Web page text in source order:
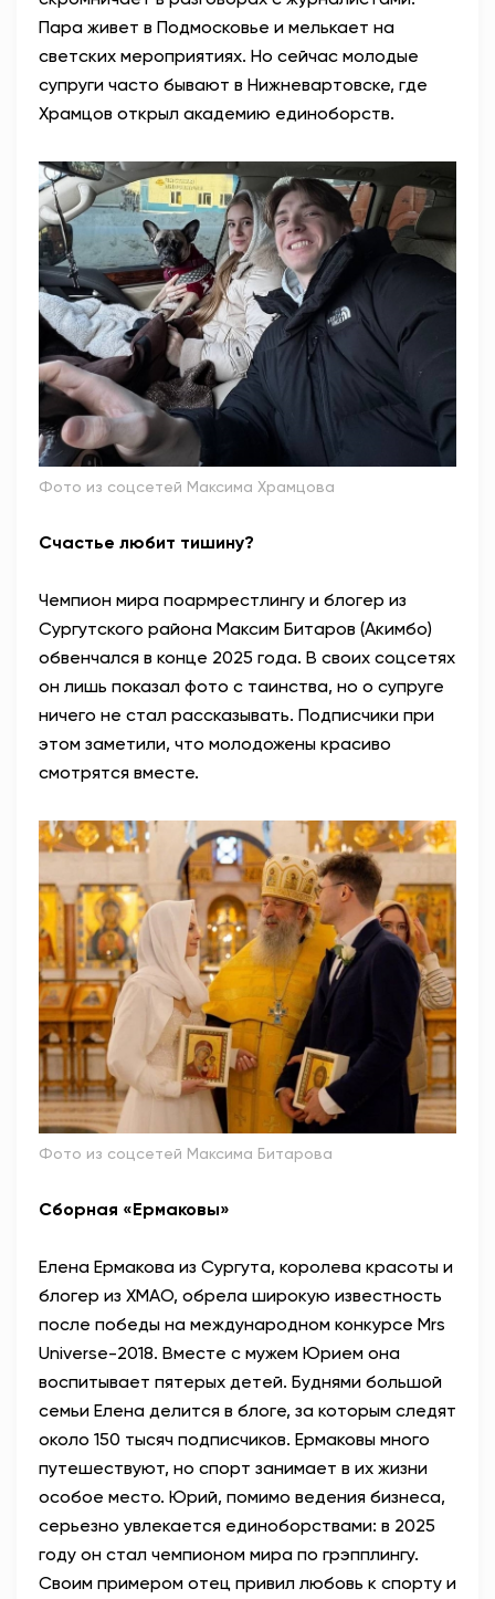
Пара живет в Подмосковье и мелькает на
светских мероприятиях. Но сейчас молодые
супруги часто бывают в Нижневартовске, где
Храмцов открыл академию единоборств.
Фото из соцсетей Максима Храмцова
Счастье любит тишину?
Чемпион мира поармрестлингу и блогер из
Сургутского района Максим Битаров (Акимбо)
обвенчался в конце 2025 года. В своих соцсетях
он лишь показал фото с таинства, но о супруге
ничего не стал рассказывать. Подписчики при
этом заметили, что молодожены красиво
смотрятся вместе.
Фото из соцсетей Максима Битарова
Сборная «Ермаковы»
Елена Ермакова из Сургута, королева красоты и
блогер из ХМАО, обрела широкую известность
после победы на международном конкурсе Mrs
Universe-2018. Вместе с мужем Юрием она
воспитывает пятерых детей. Буднями большой
семьи Елена делится в блоге, за которым следят
около 150 тысяч подписчиков. Ермаковы много
путешествуют, но спорт занимает в их жизни
особое место. Юрий, помимо ведения бизнеса,
серьезно увлекается единоборствами: в 2025
году он стал чемпионом мира по грэпплингу.
Своим примером отец привил любовь к спорту и